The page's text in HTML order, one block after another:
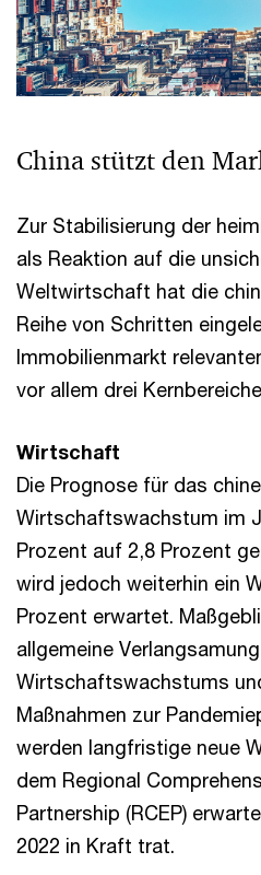
China stützt den
Zur Stabilisierung der
als Reaktion auf die
Weltwirtschaft hat die
Reihe von Schritten
Immobilienmarkt
vor allem drei
Wirtschaft
Die Prognose für das
Wirtschaftswachstum im
Prozent auf 2,8 Prozent
wird jedoch weiterhin ein
Prozent erwartet.
allgemeine
Wirtschaftswachstums
Maßnahmen zur
werden langfristige neue
dem Regional
Partnership (RCEP)
2022 in Kraft trat.